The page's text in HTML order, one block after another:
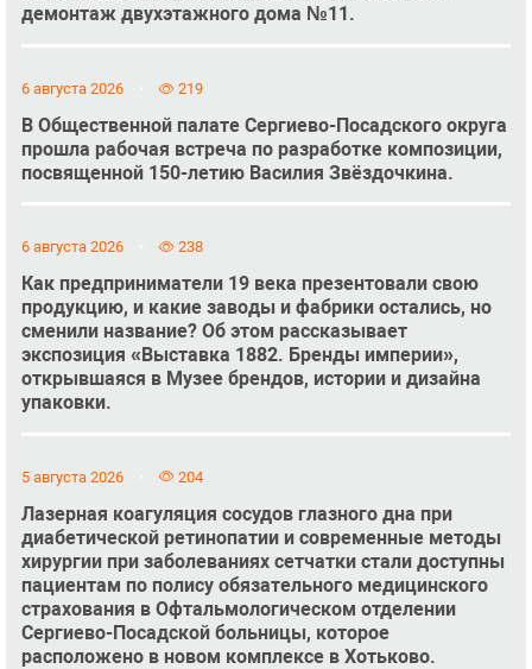
демонтаж двухэтажного дома №11.
6 августа 2026 219
В Общественной палате Сергиево-Посадского округа
прошла рабочая встреча по разработке композиции,
посвященной 150-летию Василия Звёздочкина.
6 августа 2026 238
Как предприниматели 19 века презентовали свою
продукцию, и какие заводы и фабрики остались, но
сменили название? Об этом рассказывает
экспозиция «Выставка 1882. Бренды империи»,
открывшаяся в Музее брендов, истории и дизайна
упаковки.
5 августа 2026 204
Лазерная коагуляция сосудов глазного дна при
диабетической ретинопатии и современные методы
хирургии при заболеваниях сетчатки стали доступны
пациентам по полису обязательного медицинского
страхования в Офтальмологическом отделении
Сергиево-Посадской больницы, которое
расположено в новом комплексе в Хотьково.